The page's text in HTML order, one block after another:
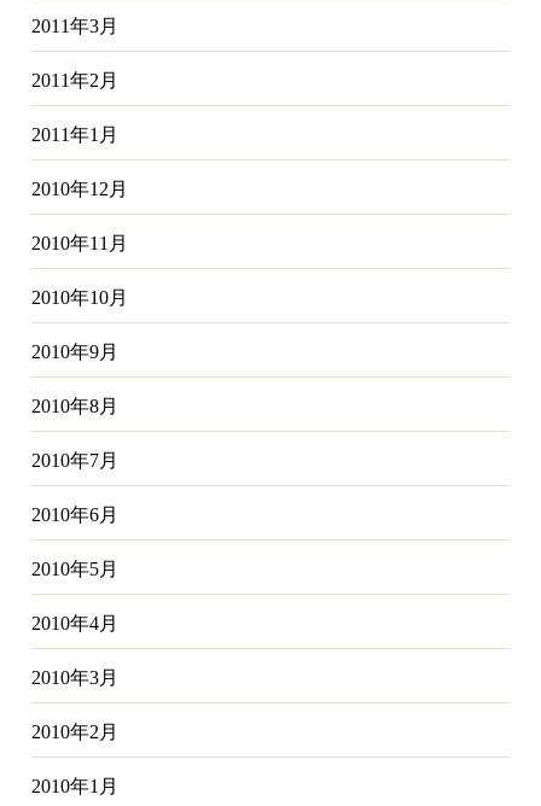
2011年3月
2011年2月
2011年1月
2010年12月
2010年11月
2010年10月
2010年9月
2010年8月
2010年7月
2010年6月
2010年5月
2010年4月
2010年3月
2010年2月
2010年1月